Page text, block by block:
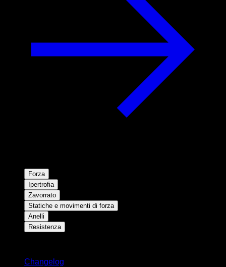
Forza
Ipertrofia
Zavorrato
Statiche e movimenti di forza
Anelli
Resistenza
Changelog